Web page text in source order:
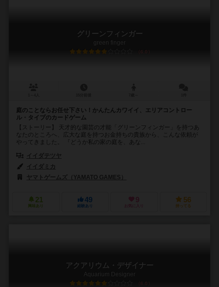
グリーンフィンガー
green finger
6.0
庭のことならお任せ下さい！かんたんカワイイ、エリアコントロー
ル・タイプのカードゲーム
【ストーリー】 天才的な園芸の才能「グリーンフィンガー」を持つあ
なたのところへ、広大な庭を持つお金持ちの貴族から、こんな依頼が
やってきました。 『どうか私の家の庭を、あな...
イイダテツヤ
イイダミカ
ヤマトゲームズ（YAMATO GAMES）
21
興味あり
49
経験あり
9
お気に入り
56
持ってる
アクアリウム・デザイナー
Aquarium Designer
6.0